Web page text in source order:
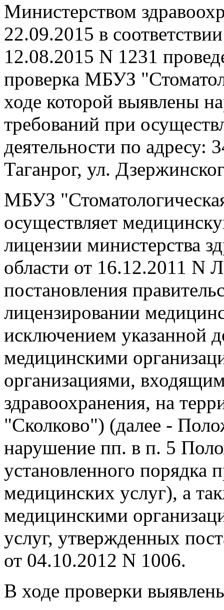
Министерством
22.09.2015 в
12.08.2015 N 1231
проверка МБУЗ
ходе которой выявлены
требований при
деятельности по адресу:
Таганрог, ул.
МБУЗ
осуществляет
лицензии министерства
области от 16.12.2011 N
постановления
лицензировании
исключением указанной
медицинскими
организациями,
здравоохранения, на
"Сколково") (далее -
нарушение пп. в п. 5
установленного порядка
медицинских услуг), а
медицинскими
услуг, утвержденных
от 04.10.2012 N 1006.
В ходе проверки